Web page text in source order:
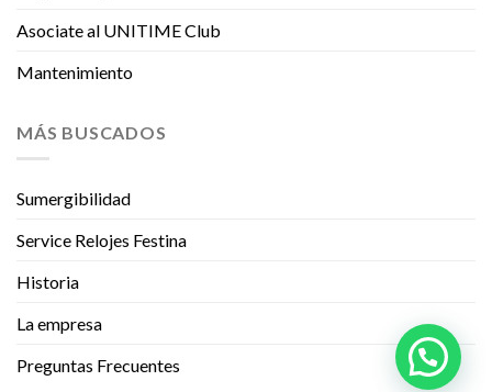
Asociate al UNITIME Club
Mantenimiento
MÁS BUSCADOS
Sumergibilidad
Service Relojes Festina
Historia
La empresa
Preguntas Frecuentes